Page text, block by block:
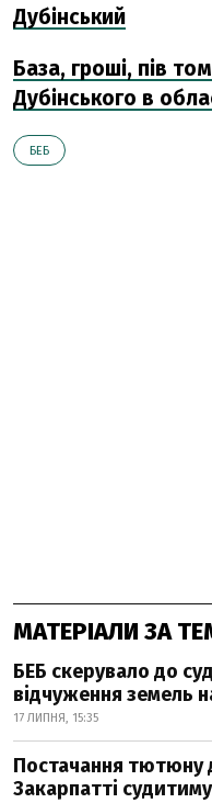
Дубінський
База, гроші, пів
Дубінського в
БЕБ
МАТЕРІАЛИ ЗА
БЕБ скерувало до
відчуження земель
17 ЛИПНЯ, 15:35
Постачання тютюну
Закарпатті